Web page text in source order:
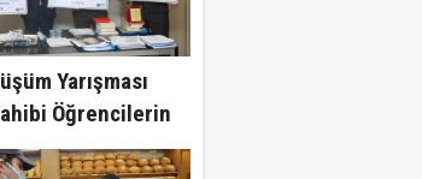
Yarışması
Öğrencilerin